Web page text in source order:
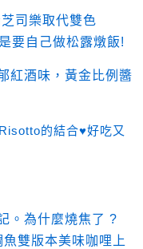
司樂取代雙色
要自己做松露燉飯!
紅酒味，黃金比例醬
的結合♥好吃又
。為什麼燒焦了 ?
雙版本美味咖哩上